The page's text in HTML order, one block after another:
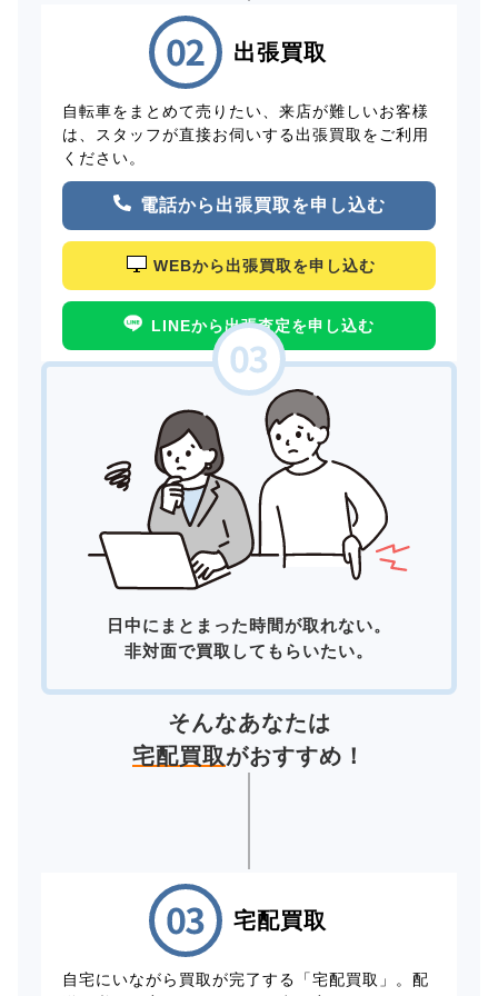
出張買取
自転車をまとめて売りたい、来店が難しいお客様
は、スタッフが直接お伺いする出張買取をご利用
ください。
電話から出張買取を申し込む
WEBから出張買取を申し込む
LINEから出張査定を申し込む
日中にまとまった時間が取れない。
非対面で買取してもらいたい。
そんなあなたは
宅配買取がおすすめ！
宅配買取
自宅にいながら買取が完了する「宅配買取」。配